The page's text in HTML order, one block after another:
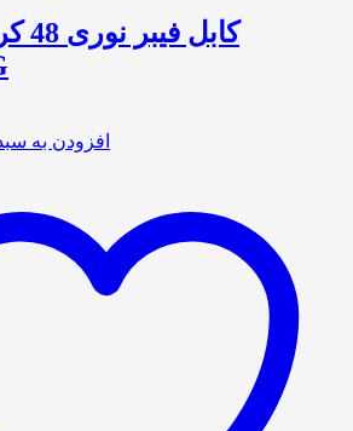
افزودن به